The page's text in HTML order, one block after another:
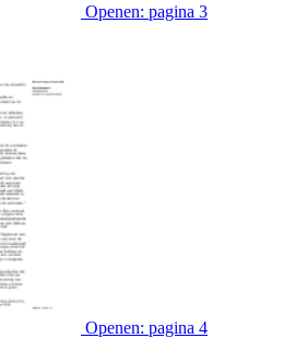
Openen: pagina 3
Openen: pagina 4